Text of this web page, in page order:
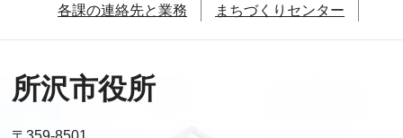
各課の連絡先と業務
まちづくりセンター
所沢市役所